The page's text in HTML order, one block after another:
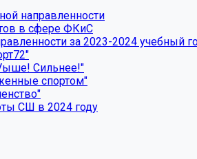
направленности
в сфере ФКиС
за 2023-2024 учебный
Сильнее!"
спортом"
СШ в 2024 году